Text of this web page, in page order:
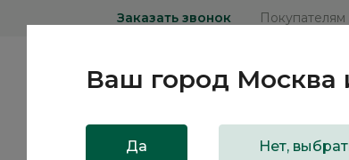
Заказать звонок Покупателям
Ваш город
Да Нет,